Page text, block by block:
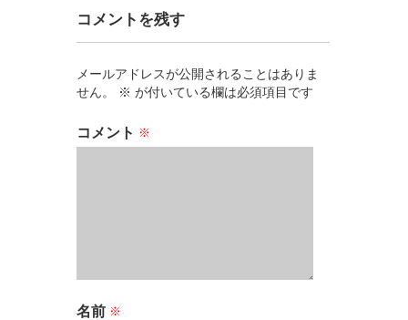
コメントを残す
メールアドレスが公開されることはありま
せん。
※ が付いている欄は必須項目です
コメント ※
名前 ※